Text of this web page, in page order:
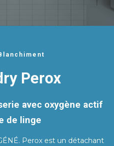
Perox
avec oxygène actif
de linge
Perox est un détachant